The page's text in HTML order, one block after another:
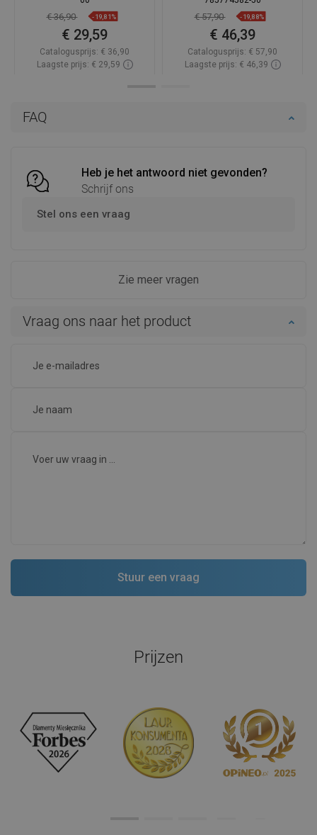
FAQ
Heb je het antwoord niet gevonden?
Schrijf ons
Stel ons een vraag
Zie meer vragen
Vraag ons naar het product
€ 36,90 -19,81%
€ 29,59
Catalogusprijs: € 36,90
Laagste prijs: € 29,59
€ 57,90 -19,88%
€ 46,39
Catalogusprijs: € 57,90
Laagste prijs: € 46,39
Prijzen